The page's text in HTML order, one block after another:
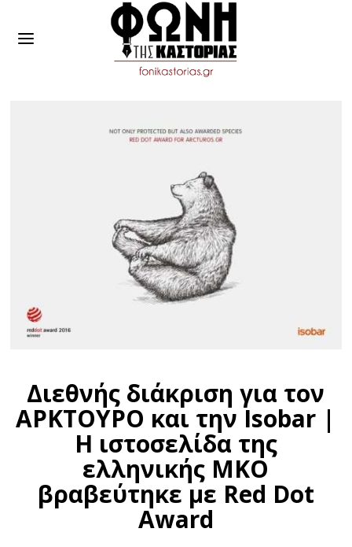
Διεθνής διάκριση για τον
ΑΡΚΤΟΥΡΟ και την Isobar |
H ιστοσελίδα της
ελληνικής MKO
βραβεύτηκε με Red Dot
Award